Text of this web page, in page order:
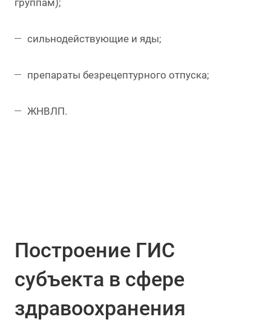
группам);
сильнодействующие и яды;
препараты безрецептурного отпуска;
ЖНВЛП.
Построение ГИС
субъекта в сфере
здравоохранения